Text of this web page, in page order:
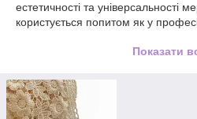
естетичності та універсальності
користується попитом як у
Брошкіна» ви можете купити
У каталозі представлені мережива
та дизайну, придатні для декору
весільного та вечірнього вбрання.
Показати